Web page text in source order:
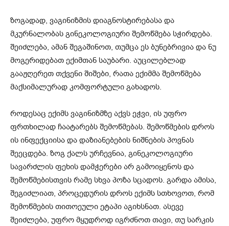
ზოგადად, ვაგინიზმის დიაგნოსტირებასა და
მკურნალობას გინეკოლოგიური შემოწმება სჭირდება.
შეიძლება, ამან შეგაშინოთ, თუმცა ეს ბუნებრივია და ნუ
მოგერიდებათ ექიმთან საუბარი. აუცილებლად
გააჟღერეთ თქვენი შიშები, რათა ექიმმა შემოწმება
მაქსიმალურად კომფორტული გახადოს.
როდესაც ექიმს ვაგინიზმზე აქვს ეჭვი, ის უფრო
ფრთხილად ჩაატარებს შემოწმებას. შემოწმების დროს
ის ინფექციისა და დაზიანებების ნიშნების პოვნას
შეეცდება. ზოგ ქალს ურჩევნია, გინეკოლოგიური
სავარძლის ფეხის დამჭერები არ გამოიყენოს და
შემოწმებისთვის რამე სხვა პოზა სცადოს. გარდა ამისა,
შეგიძლიათ, პროცედურის დროს ექიმს სთხოვოთ, რომ
შემოწმების თითოეული ეტაპი აგიხსნათ. ასევე
შეიძლება, უფრო მყუდროდ იგრძნოთ თავი, თუ სარკის